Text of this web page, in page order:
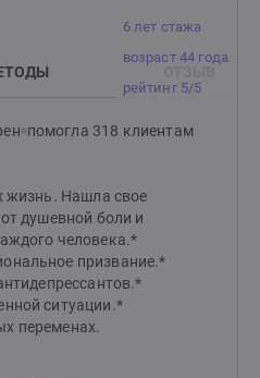
6 лет стажа
возраст 44 года
рейтинг 5/5
помогла 318 клиентам
жизнь. Нашла свое
душевной боли и
человека.*
призвание.*
ситуации.*
переменах.